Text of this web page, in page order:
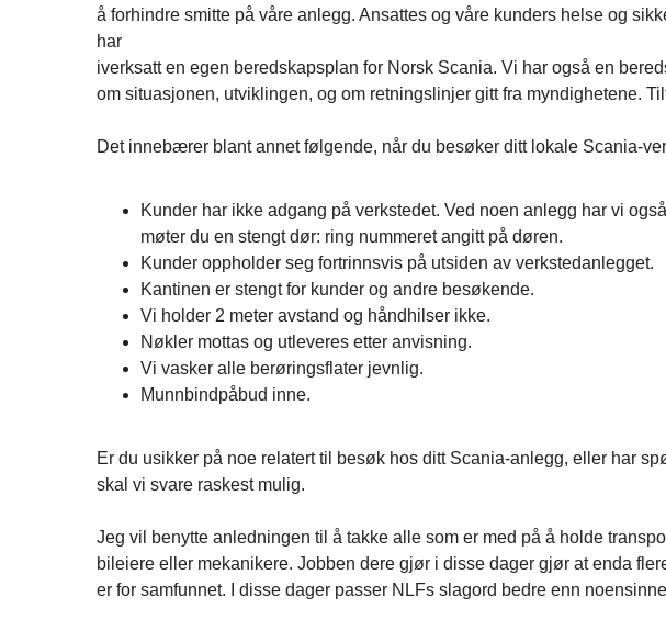
å forhindre smitte på våre anlegg. Ansattes og våre kunders helse og
har
iverksatt en egen beredskapsplan for Norsk Scania. Vi har også en
om situasjonen, utviklingen, og om retningslinjer gitt fra myndighetene.
Det innebærer blant annet følgende, når du besøker ditt lokale Scania-
Kunder har ikke adgang på verkstedet. Ved noen anlegg har vi
møter du en stengt dør: ring nummeret angitt på døren.
Kunder oppholder seg fortrinnsvis på utsiden av verkstedanlegget.
Kantinen er stengt for kunder og andre besøkende.
Vi holder 2 meter avstand og håndhilser ikke.
Nøkler mottas og utleveres etter anvisning.
Vi vasker alle berøringsflater jevnlig.
Munnbindpåbud inne.
Er du usikker på noe relatert til besøk hos ditt Scania-anlegg, eller har
skal vi svare raskest mulig.
Jeg vil benytte anledningen til å takke alle som er med på å holde
bileiere eller mekanikere. Jobben dere gjør i disse dager gjør at enda
er for samfunnet. I disse dager passer NLFs slagord bedre enn